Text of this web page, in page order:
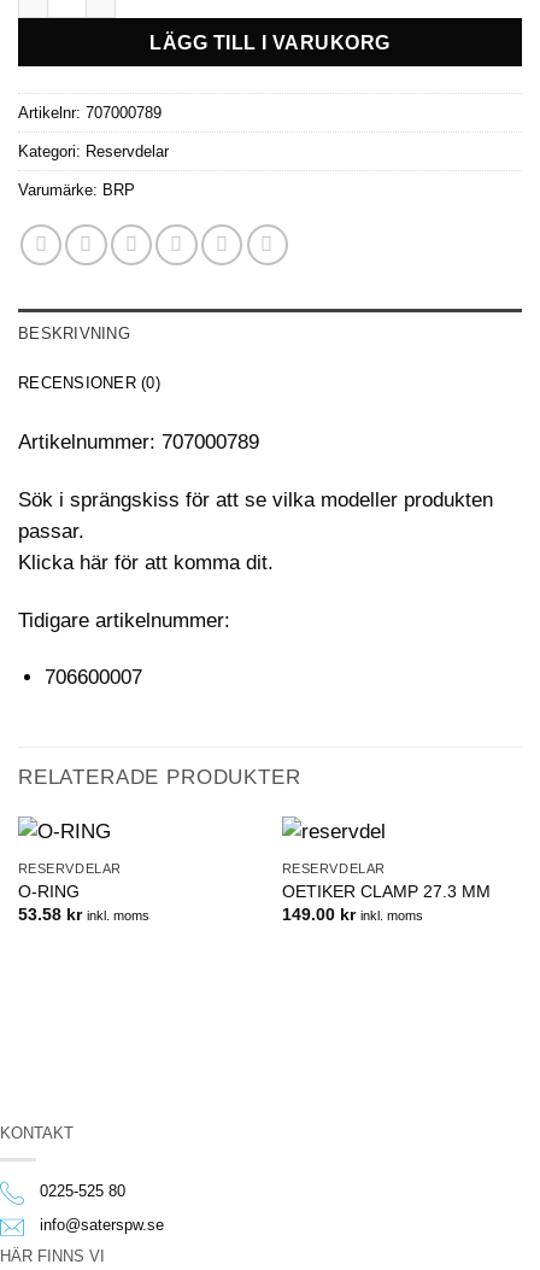
LÄGG TILL I VARUKORG
Artikelnr: 707000789
Kategori: Reservdelar
Varumärke: BRP
BESKRIVNING
RECENSIONER (0)
Artikelnummer: 707000789
Sök i sprängskiss för att se vilka modeller produkten
passar.
Klicka här för att komma dit.
Tidigare artikelnummer:
706600007
RELATERADE PRODUKTER
RESERVDELAR
O-RING
53.58 kr inkl. moms
RESERVDELAR
OETIKER CLAMP 27.3 MM
149.00 kr inkl. moms
KONTAKT
0225-525 80
info@saterspw.se
HÄR FINNS VI